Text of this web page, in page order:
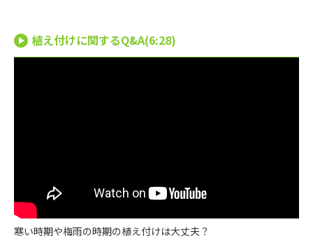
植え付けに関するQ&A(6:28)
寒い時期や梅雨の時期の植え付けは大丈夫？